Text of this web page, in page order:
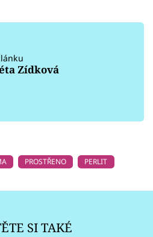
Zídková
PROSTŘENO PERLIT
SI TAKÉ